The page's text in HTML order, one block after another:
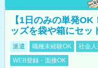
【1日のみの単発
ッズを袋や箱にセッ
派遣 職種未経験OK 社会
WEB登録・面接OK